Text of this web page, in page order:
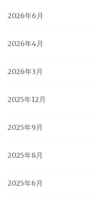
2026年6月
2026年4月
2026年3月
2025年12月
2025年9月
2025年8月
2025年6月